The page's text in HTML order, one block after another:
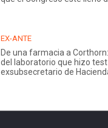
EX-ANTE
De una farmacia a
del laboratorio que hizo test
exsubsecretario de